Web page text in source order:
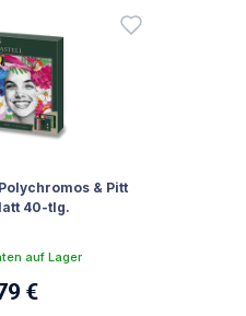
& Pitt
40-tlg.
auf Lager
€